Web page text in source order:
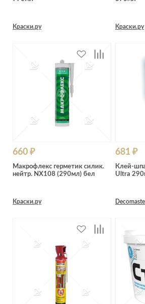
Краски.ру Краски.ру
660 ₽
Макрофлекс герметик силик.
нейтр. NX108 (290мл) бел
Краски.ру
681 ₽
Клей-
Ultra